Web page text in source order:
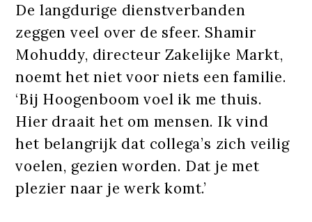
De langdurige dienstverbanden
zeggen veel over de sfeer. Shamir
Mohuddy, directeur Zakelijke Markt,
noemt het niet voor niets een familie.
‘Bij Hoogenboom voel ik me thuis.
Hier draait het om mensen. Ik vind
het belangrijk dat collega’s zich veilig
voelen, gezien worden. Dat je met
plezier naar je werk komt.’